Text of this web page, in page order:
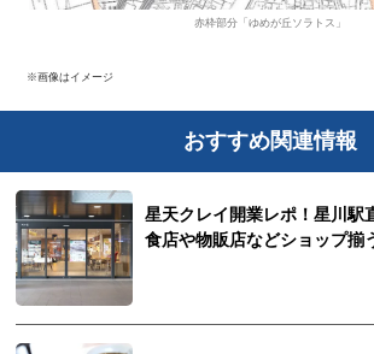
赤枠部分「ゆめが丘ソラトス」
※画像はイメージ
おすすめ関連情報
星天クレイ開業レポ！星川駅
食店や物販店などショップ揃